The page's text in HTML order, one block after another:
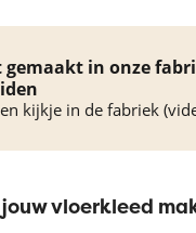
gemaakt in onze
kijkje in de fabriek
vloerkleed